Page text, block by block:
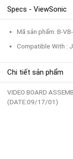
Specs - ViewSonic
Mã sản phẩm: B-
Compatible With :
Chi tiết sản phẩm
VIDEO BOARD
(DATE:09/17/01)